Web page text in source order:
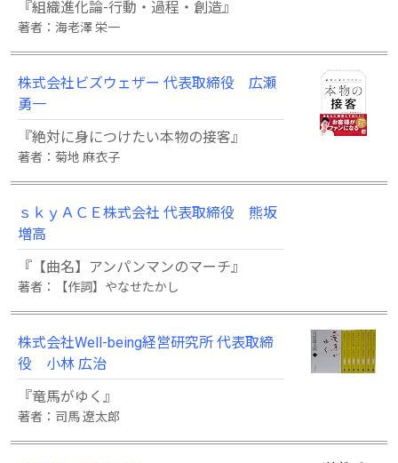
『組織進化論-行動・過程・創造』
著者：海老澤 栄一
株式会社ビズウェザー 代表取締役 広瀬
勇一
『絶対に身につけたい本物の接客』
著者：菊地 麻衣子
ｓｋｙＡＣＥ株式会社 代表取締役 熊坂
増高
『【曲名】アンパンマンのマーチ』
著者：【作詞】やなせたかし
株式会社Well-being経営研究所 代表取締
役 小林 広治
『竜馬がゆく』
著者：司馬 遼太郎